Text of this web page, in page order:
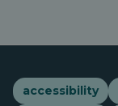
accessibility